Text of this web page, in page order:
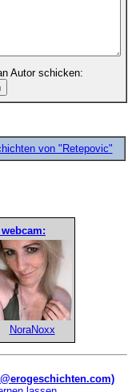
Autor schicken:
von "Retepovic"
NoraNoxx